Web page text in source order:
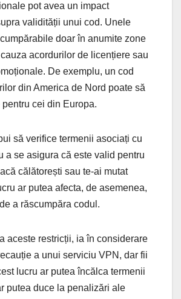
pot avea un impact
validității unui cod. Unele
doar în anumite zone
acordurilor de licențiere sau
De exemplu, un cod
din America de Nord poate să
cei din Europa.
să verifice termenii asociați cu
a se asigura că este valid pentru
călătorești sau te-ai mutat
ar putea afecta, de asemenea,
a răscumpăra codul.
aceste restricții, ia în considerare
a unui serviciu VPN, dar fii
lucru ar putea încălca termenii
putea duce la penalizări ale